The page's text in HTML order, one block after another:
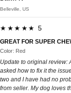
Belleville, US
★★★★★ 5
GREAT FOR SUPER
Color: Red
Update to original review:
asked how to fix it the
two and I have had no
from seller. My dog loves